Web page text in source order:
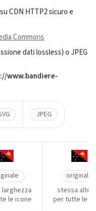
CDN HTTP2 sicuro e
Commons
dati lossless) o JPEG
www.bandiere-
JPEG
le icone
originale
stessa
per tutte le